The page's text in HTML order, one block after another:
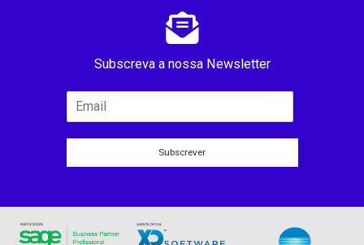
Subscreva a nossa Newsletter
Subscrever